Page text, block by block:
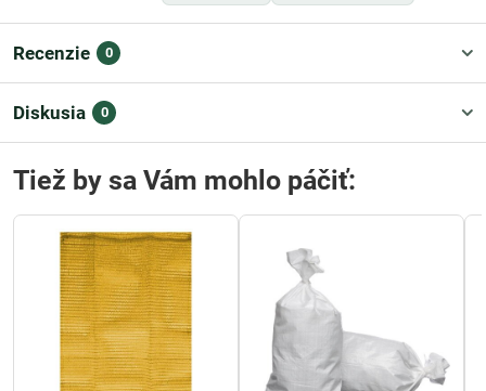
Recenzie 0
Diskusia 0
Tiež by sa Vám mohlo páčiť: